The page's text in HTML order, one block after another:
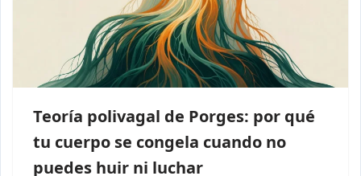
Teoría polivagal de Porges: por qué
tu cuerpo se congela cuando no
puedes huir ni luchar